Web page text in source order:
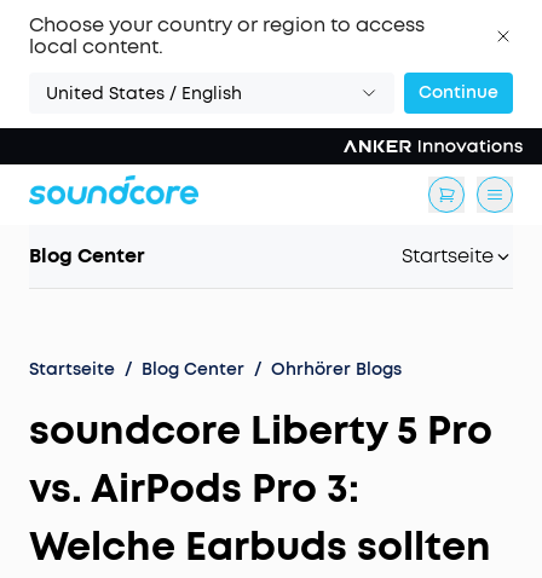
Choose your country or region to access
local content.
United States / English Continue
Blog Center Startseite
Startseite / Blog Center / Ohrhörer Blogs
soundcore Liberty 5 Pro
vs. AirPods Pro 3:
Welche Earbuds sollten